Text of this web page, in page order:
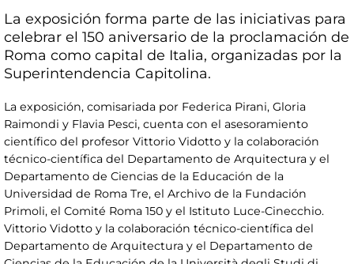
La exposición forma parte de las iniciativas para
celebrar el 150 aniversario de la proclamación de
Roma como capital de Italia, organizadas por la
Superintendencia Capitolina.
La exposición, comisariada por Federica Pirani, Gloria
Raimondi y Flavia Pesci, cuenta con el asesoramiento
científico del profesor Vittorio Vidotto y la colaboración
técnico-científica del Departamento de Arquitectura y el
Departamento de Ciencias de la Educación de la
Universidad de Roma Tre, el Archivo de la Fundación
Primoli, el Comité Roma 150 y el Istituto Luce-Cinecchio.
Vittorio Vidotto y la colaboración técnico-científica del
Departamento de Arquitectura y el Departamento de